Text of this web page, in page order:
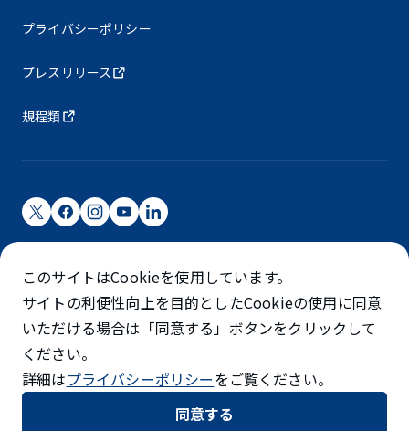
プライバシーポリシー
プレスリリース
規程類
成田国際空港株式会社
成田国際空港は成田国際空港㈱（NAA）が運営しています
©NARITA INTERNATIONAL AIRPORT CORPORATION
SKYTRAX
5スターエアポート
このサイトはCookieを使用しています。
サイトの利便性向上を目的としたCookieの使用に同意
いただける場合は「同意する」ボタンをクリックして
ください。
詳細はプライバシーポリシーをご覧ください。
同意する